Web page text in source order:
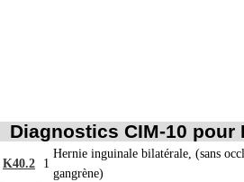
Diagnostics CIM-10 pour
K40.2 1
Hernie inguinale bilatérale, (sans
gangrène)